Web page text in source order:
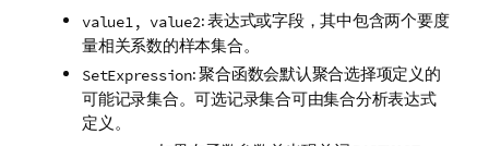
value1, value2: 表达式或字段，其中包含两个要度
量相关系数的样本集合。
SetExpression: 聚合函数会默认聚合选择项定义的
可能记录集合。可选记录集合可由集合分析表达式
定义。